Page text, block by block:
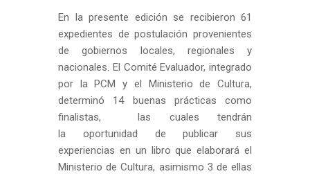
En la presente edición se recibieron 61
expedientes de postulación provenientes
de gobiernos locales, regionales y
nacionales. El Comité Evaluador, integrado
por la PCM y el Ministerio de Cultura,
determinó 14 buenas prácticas como
finalistas, las cuales tendrán
la oportunidad de publicar sus
experiencias en un libro que elaborará el
Ministerio de Cultura, asimismo 3 de ellas